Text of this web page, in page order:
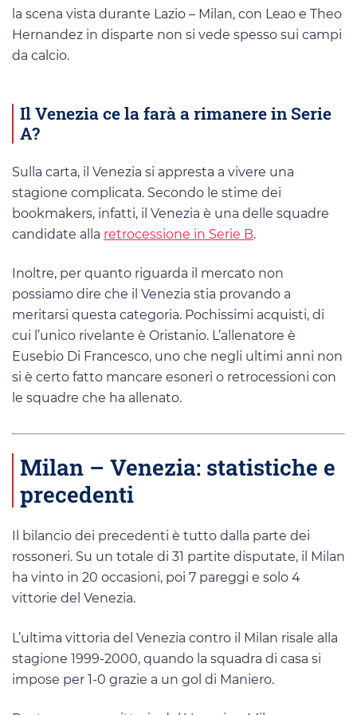
la scena vista durante Lazio – Milan, con Leao e Theo
Hernandez in disparte non si vede spesso sui campi
da calcio.
Il Venezia ce la farà a rimanere in Serie
A?
Sulla carta, il Venezia si appresta a vivere una
stagione complicata. Secondo le stime dei
bookmakers, infatti, il Venezia è una delle squadre
candidate alla retrocessione in Serie B.
Inoltre, per quanto riguarda il mercato non
possiamo dire che il Venezia stia provando a
meritarsi questa categoria. Pochissimi acquisti, di
cui l’unico rivelante è Oristanio. L’allenatore è
Eusebio Di Francesco, uno che negli ultimi anni non
si è certo fatto mancare esoneri o retrocessioni con
le squadre che ha allenato.
Milan – Venezia: statistiche e
precedenti
Il bilancio dei precedenti è tutto dalla parte dei
rossoneri. Su un totale di 31 partite disputate, il Milan
ha vinto in 20 occasioni, poi 7 pareggi e solo 4
vittorie del Venezia.
L’ultima vittoria del Venezia contro il Milan risale alla
stagione 1999-2000, quando la squadra di casa si
impose per 1-0 grazie a un gol di Maniero.